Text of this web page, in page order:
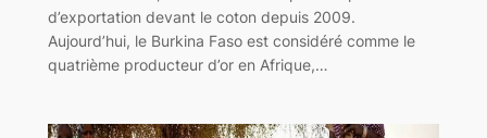
d’exportation devant le coton depuis 2009.
Aujourd’hui, le Burkina Faso est considéré comme le
quatrième producteur d’or en Afrique,…